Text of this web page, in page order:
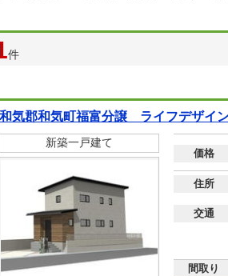
件
和気郡和気町福富分譲 ライフデザイ
新築一戸建て
価格
住所
交通
間取り